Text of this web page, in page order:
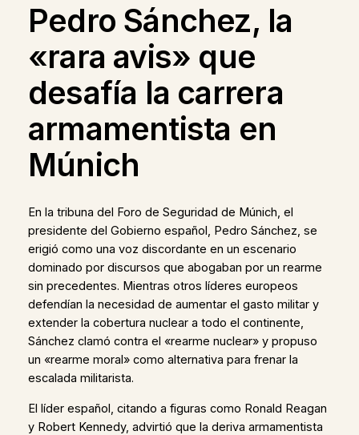
Pedro Sánchez, la
«rara avis» que
desafía la carrera
armamentista en
Múnich
En la tribuna del Foro de Seguridad de Múnich, el
presidente del Gobierno español, Pedro Sánchez, se
erigió como una voz discordante en un escenario
dominado por discursos que abogaban por un rearme
sin precedentes. Mientras otros líderes europeos
defendían la necesidad de aumentar el gasto militar y
extender la cobertura nuclear a todo el continente,
Sánchez clamó contra el «rearme nuclear» y propuso
un «rearme moral» como alternativa para frenar la
escalada militarista.
El líder español, citando a figuras como Ronald Reagan
y Robert Kennedy, advirtió que la deriva armamentista